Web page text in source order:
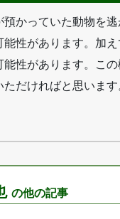
預かっていた動物を
性があります。加
性があります。こ
だければと思います
の他の記事